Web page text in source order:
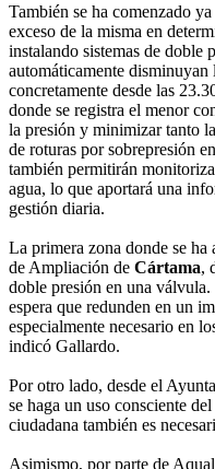
También se ha comenzado
exceso de la misma en
instalando sistemas de doble
automáticamente
concretamente desde las
donde se registra el menor
la presión y minimizar tanto
de roturas por sobrepresión
también permitirán
agua, lo que aportará una
gestión diaria.
La primera zona donde se ha
de Ampliación de Cártama,
doble presión en una válvula.
espera que redunden en un
especialmente necesario en
indicó Gallardo.
Por otro lado, desde el
se haga un uso consciente
ciudadana también es
Asimismo, por parte de